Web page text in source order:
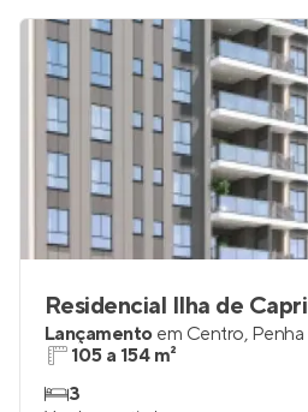
Residencial Ilha de Capri
Lançamento em Centro, Penha
105 a 154 m²
3